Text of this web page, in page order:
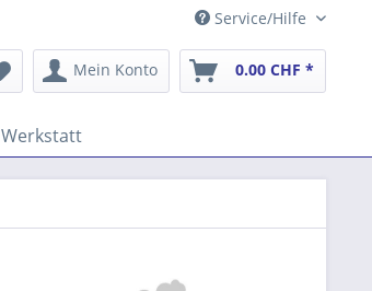
Service/Hilfe
Mein Konto 0.00 CHF *
Werkstatt